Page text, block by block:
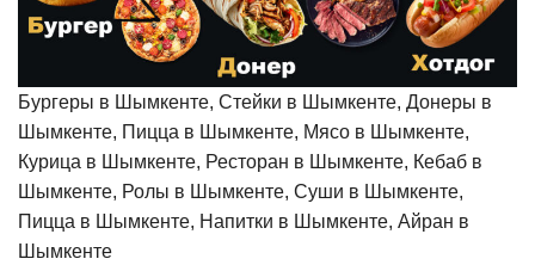
Бургеры в Шымкенте, Стейки в Шымкенте, Донеры в
Шымкенте, Пицца в Шымкенте, Мясо в Шымкенте,
Курица в Шымкенте, Ресторан в Шымкенте, Кебаб в
Шымкенте, Ролы в Шымкенте, Суши в Шымкенте,
Пицца в Шымкенте, Напитки в Шымкенте, Айран в
Шымкенте